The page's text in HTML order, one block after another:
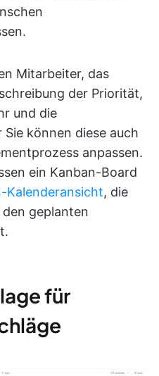
Mitarbeiter, das
der Priorität,
und die
können diese auch
anpassen.
ein Kanban-Board
Kalenderansicht, die
geplanten
für